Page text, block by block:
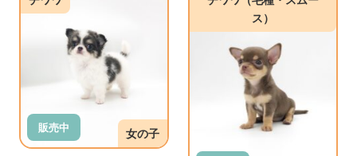
販売中 女の子
ス）